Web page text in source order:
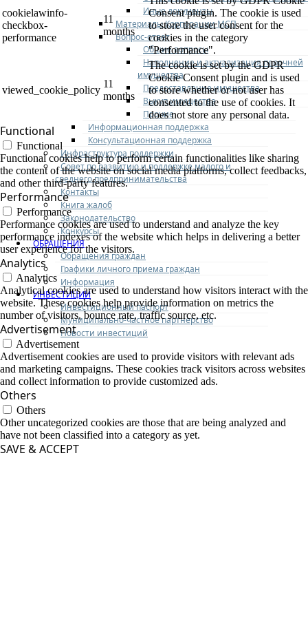
Иные документы
Материалы Корпорации МСП
Вопрос-ответ
Общие вопросы
Наполнение и актуализация перечней
имущества
Предоставление имущества
Выкуп имущества
Прочие
Информационная поддержка
Консультационная поддержка
Инфраструктура поддержки
Совет по развитию и поддержке малого и
среднего предпринимательства
Контакты
Книга жалоб
Законодательство
Конкурсы
ОБРАЩЕНИЯ
Обращения граждан
Графики личного приема граждан
Информация
ИНВЕСТИЦИИ
Инвестиционный паспорт
Муниципально-частное партнерство
Новости инвестиций
cookielawinfo-
checkbox-
performance
11
months
Consent plugin. The cookie is used
to store the user consent for the
cookies in the category
"Performance".
viewed_cookie_policy
11
months
The cookie is set by the GDPR
Cookie Consent plugin and is used
to store whether or not user has
consented to the use of cookies. It
does not store any personal data.
Functional
Functional
Functional cookies help to perform certain functionalities like sharing
the content of the website on social media platforms, collect feedbacks,
and other third-party features.
Performance
Performance
Performance cookies are used to understand and analyze the key
performance indexes of the website which helps in delivering a better
user experience for the visitors.
Analytics
Analytics
Analytical cookies are used to understand how visitors interact with the
website. These cookies help provide information on metrics the
number of visitors, bounce rate, traffic source, etc.
Advertisement
Advertisement
Advertisement cookies are used to provide visitors with relevant ads
and marketing campaigns. These cookies track visitors across websites
and collect information to provide customized ads.
Others
Others
Other uncategorized cookies are those that are being analyzed and
have not been classified into a category as yet.
SAVE & ACCEPT